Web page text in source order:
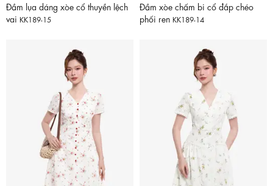
Đầm lụa dáng xòe cổ thuyền lệch
vai KK189-15
Đầm xòe chấm bi cổ đắp chéo
phối ren KK189-14